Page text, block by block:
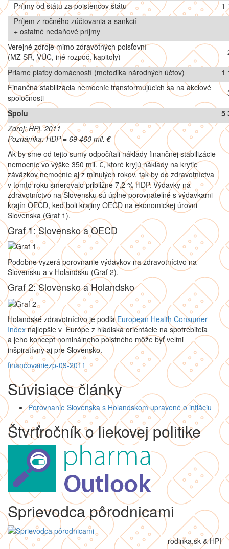
Príjmy od štátu za poistencov štátu
1
Príjem z ročného zúčtovania a sankcií
+ ostatné nedaňové príjmy
Verejné zdroje mimo zdravotných poisťovní
(MZ SR, VÚC, iné rozpoč. kapitoly)
Priame platby domácností (metodika národných účtov)
1
Finančná stabilizácia nemocníc transformujúcich sa na akciové
spoločnosti
Spolu
5
Zdroj: HPI, 2011
Poznámka: HDP = 69 460 mil. €
Ak by sme od tejto sumy odpočítali náklady finančnej stabilizácie
nemocníc vo výške 350 mil. €, ktoré kryjú náklady na krytie
záväzkov nemocníc aj z minulých rokov, tak by do zdravotníctva
v tomto roku smerovalo približne 7,2 % HDP. Výdavky na
zdravotníctvo na Slovensku sú úplne porovnateľné s výdavkami
krajín OECD, keď boli krajiny OECD na ekonomickej úrovni
Slovenska (Graf 1).
Graf 1: Slovensko a OECD
Podobne vyzerá porovnanie výdavkov na zdravotníctvo na
Slovensku a v Holandsku (Graf 2).
Graf 2: Slovensko a Holandsko
Holandské zdravotníctvo je podľaEuropean Health Consumer
Indexnajlepšie v Európe z hľadiska orientácie na spotrebiteľa
a jeho koncept nominálneho poistného môže byť veľmi
inšpiratívny aj pre Slovensko.
financovaniezp-09-2011
Súvisiace články
Porovnanie Slovenska s Holandskom upravené o infláciu
Štvrťročník o liekovej politike
Sprievodca pôrodnicami
rodinka.sk & HPI